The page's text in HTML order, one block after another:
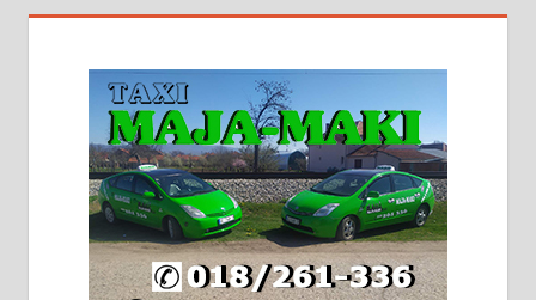
стамбене целине једна уз другу.
2х150м2, две гараже, централно
грејање на гас и дрва. Две
адресе. 063/71-74-023
Издајем комплетно опремљену
халу на Житковачком путу, на
плацу површине око 7 ари.
064/321-80-51; 063/102-35-25